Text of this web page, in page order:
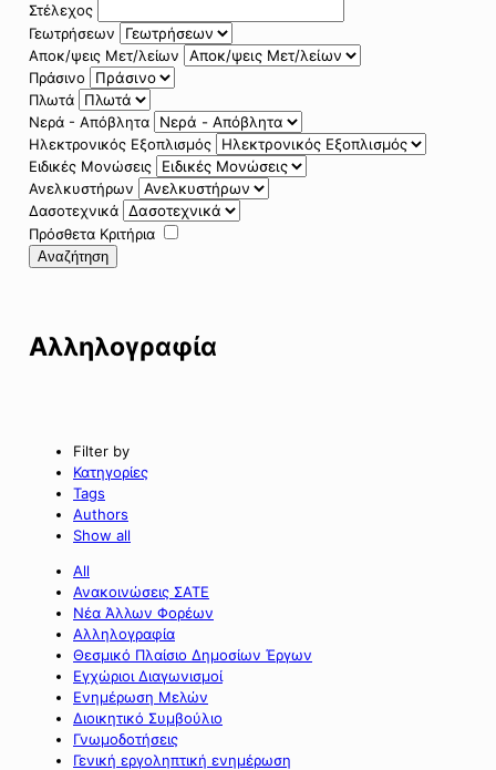
Στέλεχος
Γεωτρήσεων
Αποκ/ψεις Μετ/λείων
Πράσινο
Πλωτά
Νερά - Απόβλητα
Ηλεκτρονικός Εξοπλισμός
Ειδικές Μονώσεις
Ανελκυστήρων
Δασοτεχνικά
Πρόσθετα Κριτήρια
Αναζήτηση
Αλληλογραφία
Filter by
Κατηγορίες
Tags
Authors
Show all
All
Ανακοινώσεις ΣΑΤΕ
Νέα Άλλων Φορέων
Αλληλογραφία
Θεσμικό Πλαίσιο Δημοσίων Έργων
Εγχώριοι Διαγωνισμοί
Ενημέρωση Μελών
Διοικητικό Συμβούλιο
Γνωμοδοτήσεις
Γενική εργοληπτική ενημέρωση